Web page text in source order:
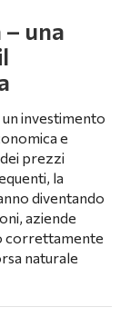
una
investimento
e
prezzi
la
diventando
aziende
correttamente
naturale